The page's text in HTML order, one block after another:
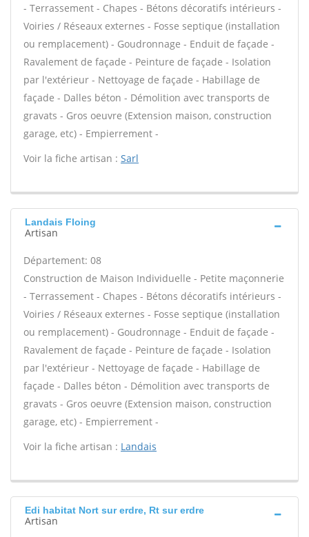
- Terrassement - Chapes - Bétons décoratifs intérieurs -
Voiries / Réseaux externes - Fosse septique (installation
ou remplacement) - Goudronnage - Enduit de façade -
Ravalement de façade - Peinture de façade - Isolation
par l'extérieur - Nettoyage de façade - Habillage de
façade - Dalles béton - Démolition avec transports de
gravats - Gros oeuvre (Extension maison, construction
garage, etc) - Empierrement -
Voir la fiche artisan : Sarl
Landais Floing
Artisan
Département: 08
Construction de Maison Individuelle - Petite maçonnerie
- Terrassement - Chapes - Bétons décoratifs intérieurs -
Voiries / Réseaux externes - Fosse septique (installation
ou remplacement) - Goudronnage - Enduit de façade -
Ravalement de façade - Peinture de façade - Isolation
par l'extérieur - Nettoyage de façade - Habillage de
façade - Dalles béton - Démolition avec transports de
gravats - Gros oeuvre (Extension maison, construction
garage, etc) - Empierrement -
Voir la fiche artisan : Landais
Edi habitat Nort sur erdre, Rt sur erdre
Artisan